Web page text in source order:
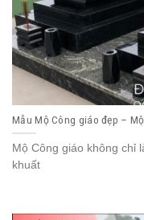
Mẫu Mộ Công giáo đẹp –
Mộ Công giáo không chỉ
khuất